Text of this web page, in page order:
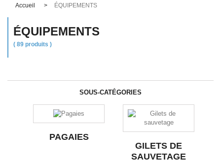
Accueil > ÉQUIPEMENTS
ÉQUIPEMENTS
( 89 produits )
SOUS-CATÉGORIES
PAGAIES
GILETS DE
SAUVETAGE